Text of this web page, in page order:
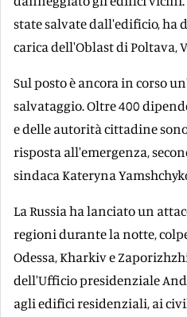
state salvate dall'edificio, ha
carica dell'Oblast di Poltava,
Sul posto è ancora in corso
salvataggio. Oltre 400
e delle autorità cittadine
risposta all'emergenza,
sindaca Kateryna
La Russia ha lanciato un
regioni durante la notte,
Odessa, Kharkiv e
dell'Ufficio presidenziale
agli edifici residenziali, ai